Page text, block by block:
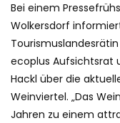
Bei einem
Wolkersdorf
ecoplus Aufsichtsrat
Hackl über die
Weinviertel. „Das
Jahren zu einem